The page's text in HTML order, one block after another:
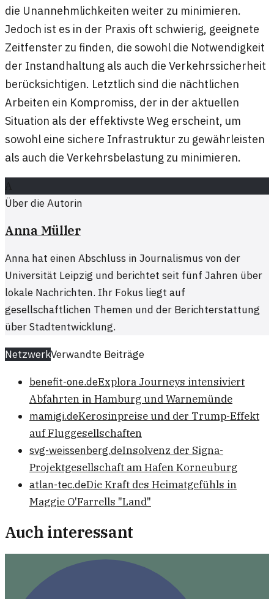
die Unannehmlichkeiten weiter zu minimieren.
Jedoch ist es in der Praxis oft schwierig, geeignete
Zeitfenster zu finden, die sowohl die Notwendigkeit
der Instandhaltung als auch die Verkehrssicherheit
berücksichtigen. Letztlich sind die nächtlichen
Arbeiten ein Kompromiss, der in der aktuellen
Situation als der effektivste Weg erscheint, um
sowohl eine sichere Infrastruktur zu gewährleisten
als auch die Verkehrsbelastung zu minimieren.
A
Über die Autorin
Anna Müller
Anna hat einen Abschluss in Journalismus von der
Universität Leipzig und berichtet seit fünf Jahren über
lokale Nachrichten. Ihr Fokus liegt auf
gesellschaftlichen Themen und der Berichterstattung
über Stadtentwicklung.
NetzwerkVerwandte Beiträge
benefit-one.deExplora Journeys intensiviert
Abfahrten in Hamburg und Warnemünde
mamigi.deKerosinpreise und der Trump-Effekt
auf Fluggesellschaften
svg-weissenberg.deInsolvenz der Signa-
Projektgesellschaft am Hafen Korneuburg
atlan-tec.deDie Kraft des Heimatgefühls in
Maggie O'Farrells "Land"
Auch interessant